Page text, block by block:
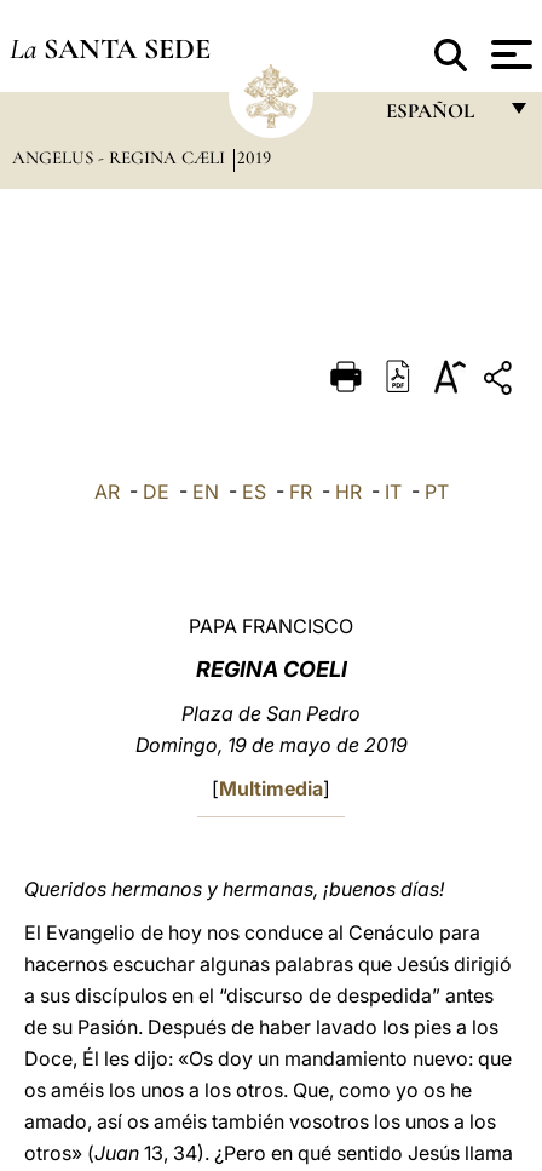
La SANTA SEDE
ESPAÑOL
DEUTSCH
العربيّة
ANGELUS - REGINA CÆLI 2019
AR- DE - EN - ES- FR- HR- IT- PT
PAPA FRANCISCO
REGINA COELI
Plaza de San Pedro
Domingo, 19 de mayo de 2019
[Multimedia]
Queridos hermanos y hermanas, ¡buenos días!
El Evangelio de hoy nos conduce al Cenáculo para
hacernos escuchar algunas palabras que Jesús dirigió
a sus discípulos en el “discurso de despedida” antes
de su Pasión. Después de haber lavado los pies a los
Doce, Él les dijo: «Os doy un mandamiento nuevo: que
os améis los unos a los otros. Que, como yo os he
amado, así os améis también vosotros los unos a los
otros» (Juan 13, 34). ¿Pero en qué sentido Jesús llama